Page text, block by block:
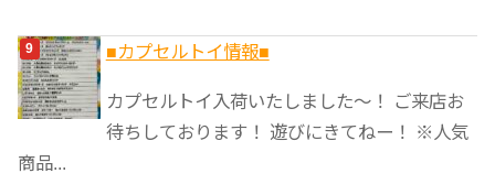
■カプセルトイ情報■
カプセルトイ入荷いたしました〜！ ご来店お
待ちしております！ 遊びにきてねー！ ※人気
商品...